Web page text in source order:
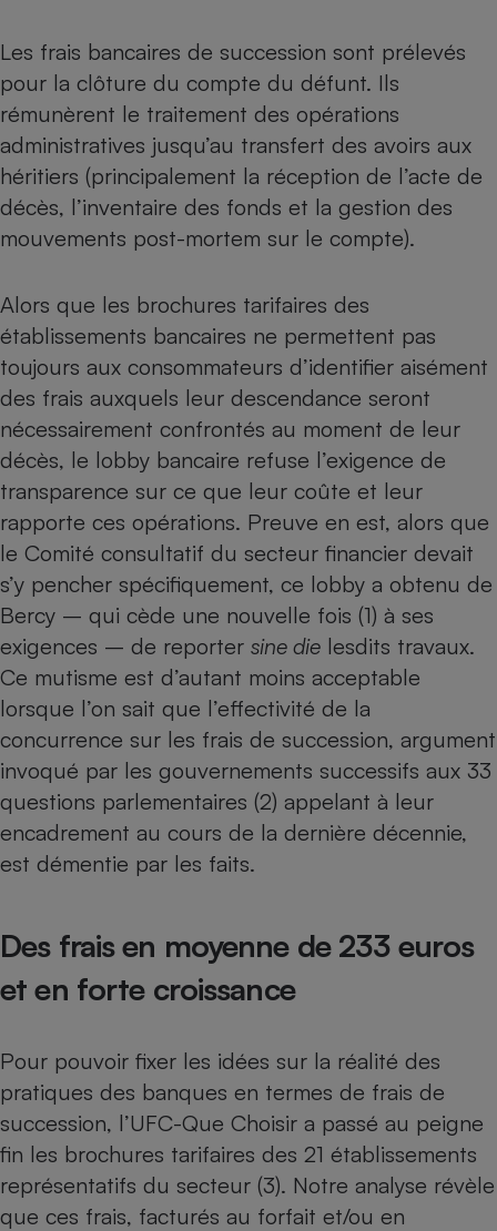
Les frais bancaires de succession sont prélevés
pour la clôture du compte du défunt. Ils
rémunèrent le traitement des opérations
administratives jusqu’au transfert des avoirs aux
héritiers (principalement la réception de l’acte de
décès, l’inventaire des fonds et la gestion des
mouvements post-mortem sur le compte).
Alors que les brochures tarifaires des
établissements bancaires ne permettent pas
toujours aux consommateurs d’identifier aisément
des frais auxquels leur descendance seront
nécessairement confrontés au moment de leur
décès, le lobby bancaire refuse l’exigence de
transparence sur ce que leur coûte et leur
rapporte ces opérations. Preuve en est, alors que
le Comité consultatif du secteur financier devait
s’y pencher spécifiquement, ce lobby a obtenu de
Bercy – qui cède une nouvelle fois (1) à ses
exigences – de reporter sine die lesdits travaux.
Ce mutisme est d’autant moins acceptable
lorsque l’on sait que l’effectivité de la
concurrence sur les frais de succession, argument
invoqué par les gouvernements successifs aux 33
questions parlementaires (2) appelant à leur
encadrement au cours de la dernière décennie,
est démentie par les faits.
Des frais en moyenne de 233 euros
et en forte croissance
Pour pouvoir fixer les idées sur la réalité des
pratiques des banques en termes de frais de
succession, l’UFC-Que Choisir a passé au peigne
fin les brochures tarifaires des 21 établissements
représentatifs du secteur (3). Notre analyse révèle
que ces frais, facturés au forfait et/ou en
Lave-linge
Plaque de cuisson à
induction
Climatiseur -
Ventilateur
Robot ménager
Téléviseur
Téléphone mobile -
Smartphone
Antivirus
Matelas
Climatiseur -
Ventilateur